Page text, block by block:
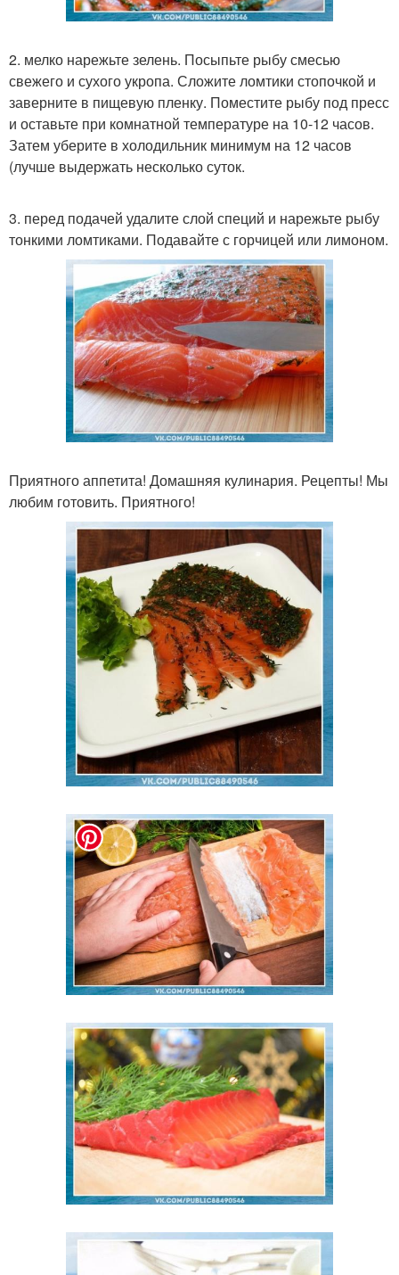
2. мелко нарежьте зелень. Посыпьте рыбу смесью
свежего и сухого укропа. Сложите ломтики стопочкой и
заверните в пищевую пленку. Поместите рыбу под пресс
и оставьте при комнатной температуре на 10-12 часов.
Затем уберите в холодильник минимум на 12 часов
(лучше выдержать несколько суток.
3. перед подачей удалите слой специй и нарежьте рыбу
тонкими ломтиками. Подавайте с горчицей или лимоном.
Приятного аппетита! Домашняя кулинария. Рецепты! Мы
любим готовить. Приятного!